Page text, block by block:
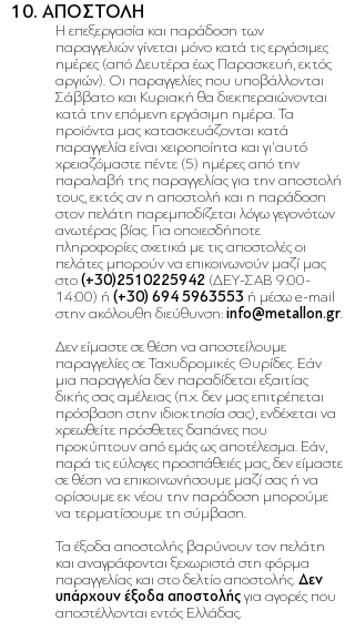
10. ΑΠΟΣΤΟΛΗ
Η επεξεργασία και παράδοση των
παραγγελιών γίνεται μόνο κατά τις εργάσιμες
ημέρες (από Δευτέρα έως Παρασκευή, εκτός
αργιών). Οι παραγγελίες που υποβάλλονται
Σάββατο και Κυριακή θα διεκπεραιώνονται
κατά την επόμενη εργάσιμη ημέρα. Τα
προϊόντα μας κατασκευάζονται κατά
παραγγελία είναι χειροποίητα και γι'αυτό
χρειαζόμαστε πέντε (5) ημέρες από την
παραλαβή της παραγγελίας για την αποστολή
τους, εκτός αν η αποστολή και η παράδοση
στον πελάτη παρεμποδίζεται λόγω γεγονότων
ανωτέρας βίας. Για οποιεσδήποτε
πληροφορίες σχετικά με τις αποστολές οι
πελάτες μπορούν να επικοινωνούν μαζί μας
στο (+30)2510225942 (ΔΕΥ-ΣΑΒ 9:00-
14:00) ή (+30) 694 5963553 ή μέσω e-mail
στην ακόλουθη διεύθυνση: info@metallon.gr.
Δεν είμαστε σε θέση να αποστείλουμε
παραγγελίες σε Ταχυδρομικές Θυρίδες. Εάν
μια παραγγελία δεν παραδίδεται εξαιτίας
δικής σας αμέλειας (π.χ. δεν μας επιτρέπεται
πρόσβαση στην ιδιοκτησία σας), ενδέχεται να
χρεωθείτε πρόσθετες δαπάνες που
προκύπτουν από εμάς ως αποτέλεσμα. Εάν,
παρά τις εύλογες προσπάθειές μας, δεν είμαστε
σε θέση να επικοινωνήσουμε μαζί σας ή να
ορίσουμε εκ νέου την παράδοση μπορούμε
να τερματίσουμε τη σύμβαση.
Τα έξοδα αποστολής βαρύνουν τον πελάτη
και αναγράφονται ξεχωριστά στη φόρμα
παραγγελίας και στο δελτίο αποστολής. Δεν
υπάρχουν έξοδα αποστολής για αγορές που
αποστέλλονται εντός Ελλάδας.